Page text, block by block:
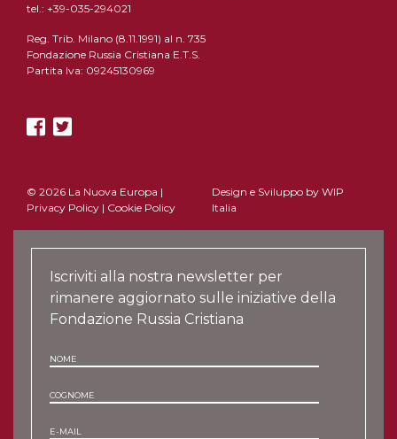
tel.: +39-035-294021
Reg. Trib. Milano (8.11.1991) al n. 735
Fondazione Russia Cristiana E.T.S.
Partita Iva: 09245130969
© 2026 La Nuova Europa |
Privacy Policy | Cookie Policy
Design e Sviluppo by WIP
Italia
Iscriviti alla nostra newsletter per
rimanere aggiornato sulle iniziative della
Fondazione Russia Cristiana
NOME
COGNOME
E-MAIL